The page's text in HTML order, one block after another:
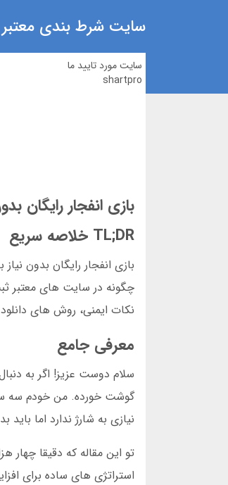
سایت شرط بندی معتبر
سایت مورد تایید ما
shartpro
بازی انفجار رایگان
TL;DR خلاصه سریع
بازی انفجار رایگان بدون
چگونه در سایت های معتبر
نکات ایمنی، روش های
معرفی جامع
سلام دوست عزیز! اگر به
گوشت خورده. من خودم سه سال
نیازی به شارژ ندارد اما
تو این مقاله که دقیقا چهار
استراتژی های ساده برای